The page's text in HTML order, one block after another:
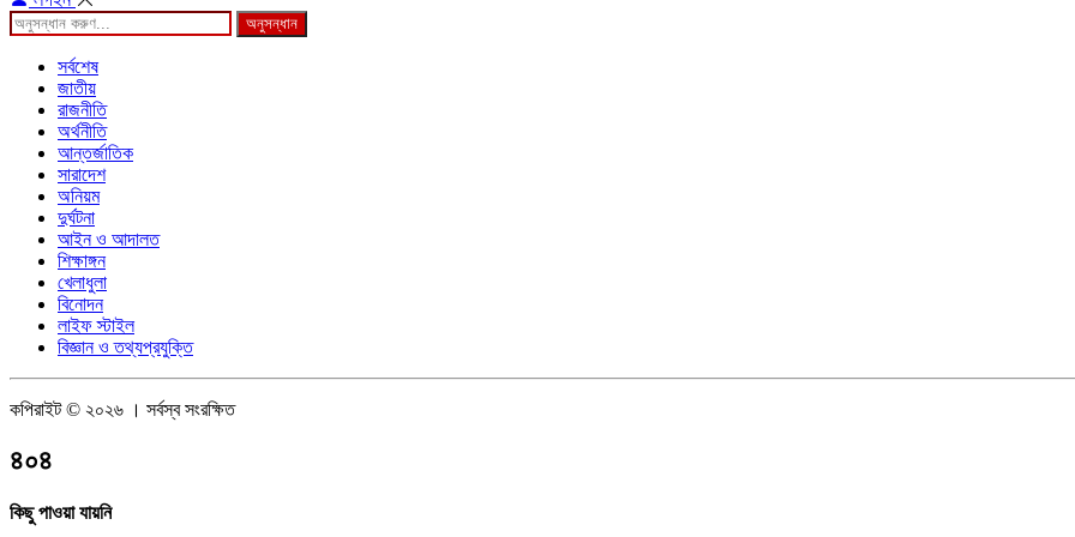
অনুসন্ধান
সর্বশেষ
জাতীয়
রাজনীতি
অর্থনীতি
আন্তর্জাতিক
সারাদেশ
অনিয়ম
দুর্ঘটনা
আইন ও আদালত
শিক্ষাঙ্গন
খেলাধুলা
বিনোদন
লাইফ স্টাইল
বিজ্ঞান ও তথ্যপ্রযুক্তি
কপিরাইট © ২০২৬ । সর্বস্ব সংরক্ষিত
৪০৪
কিছু পাওয়া যায়নি